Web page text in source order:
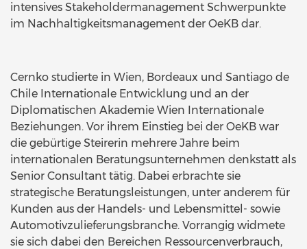
intensives Stakeholdermanagement Schwerpunkte
im Nachhaltigkeitsmanagement der OeKB dar.
Cernko studierte in Wien, Bordeaux und Santiago de
Chile Internationale Entwicklung und an der
Diplomatischen Akademie Wien Internationale
Beziehungen. Vor ihrem Einstieg bei der OeKB war
die gebürtige Steirerin mehrere Jahre beim
internationalen Beratungsunternehmen denkstatt als
Senior Consultant tätig. Dabei erbrachte sie
strategische Beratungsleistungen, unter anderem für
Kunden aus der Handels- und Lebensmittel- sowie
Automotivzulieferungsbranche. Vorrangig widmete
sie sich dabei den Bereichen Ressourcenverbrauch,